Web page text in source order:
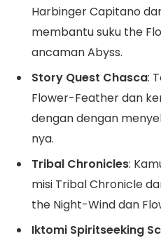
Harbinger Capitano
membantu suku the
ancaman Abyss.
Story Quest Chasca:
Flower-Feather dan
dengan dengan
nya.
Tribal Chronicles:
misi Tribal Chronicle
the Night-Wind dan
Iktomi Spiritseeking